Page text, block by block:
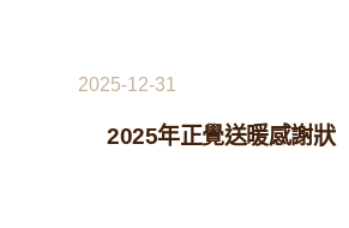
2025-12-31
2025年正覺送暖感謝狀